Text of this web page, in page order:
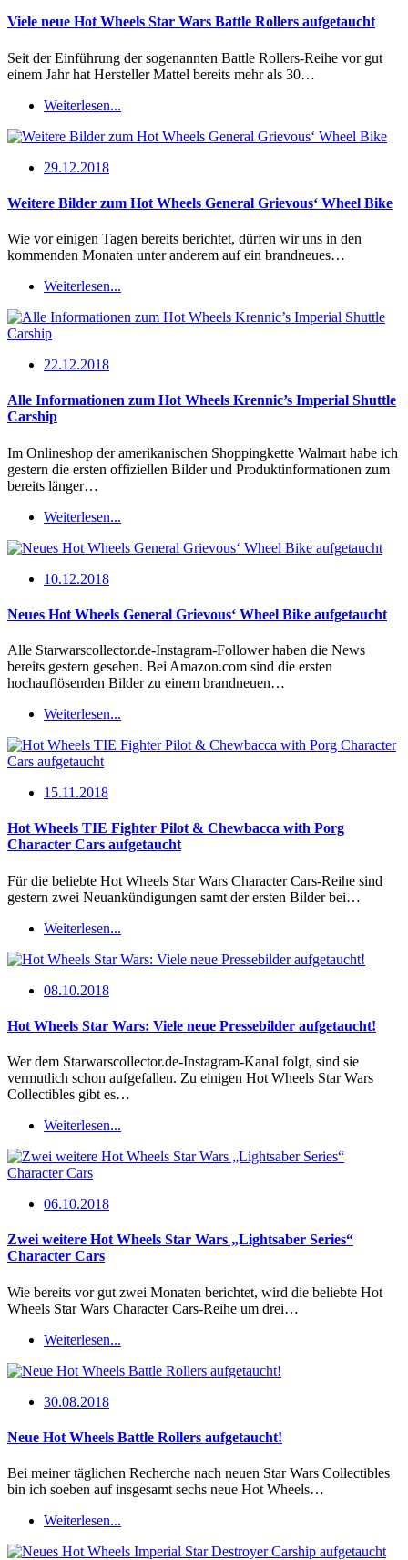
Viele neue Hot Wheels Star Wars Battle Rollers aufgetaucht
Seit der Einführung der sogenannten Battle Rollers-Reihe vor gut
einem Jahr hat Hersteller Mattel bereits mehr als 30…
Weiterlesen...
29.12.2018
Weitere Bilder zum Hot Wheels General Grievous‘ Wheel Bike
Wie vor einigen Tagen bereits berichtet, dürfen wir uns in den
kommenden Monaten unter anderem auf ein brandneues…
Weiterlesen...
22.12.2018
Alle Informationen zum Hot Wheels Krennic’s Imperial Shuttle
Carship
Im Onlineshop der amerikanischen Shoppingkette Walmart habe ich
gestern die ersten offiziellen Bilder und Produktinformationen zum
bereits länger…
Weiterlesen...
10.12.2018
Neues Hot Wheels General Grievous‘ Wheel Bike aufgetaucht
Alle Starwarscollector.de-Instagram-Follower haben die News
bereits gestern gesehen. Bei Amazon.com sind die ersten
hochauflösenden Bilder zu einem brandneuen…
Weiterlesen...
15.11.2018
Hot Wheels TIE Fighter Pilot & Chewbacca with Porg
Character Cars aufgetaucht
Für die beliebte Hot Wheels Star Wars Character Cars-Reihe sind
gestern zwei Neuankündigungen samt der ersten Bilder bei…
Weiterlesen...
08.10.2018
Hot Wheels Star Wars: Viele neue Pressebilder aufgetaucht!
Wer dem Starwarscollector.de-Instagram-Kanal folgt, sind sie
vermutlich schon aufgefallen. Zu einigen Hot Wheels Star Wars
Collectibles gibt es…
Weiterlesen...
06.10.2018
Zwei weitere Hot Wheels Star Wars „Lightsaber Series“
Character Cars
Wie bereits vor gut zwei Monaten berichtet, wird die beliebte Hot
Wheels Star Wars Character Cars-Reihe um drei…
Weiterlesen...
30.08.2018
Neue Hot Wheels Battle Rollers aufgetaucht!
Bei meiner täglichen Recherche nach neuen Star Wars Collectibles
bin ich soeben auf insgesamt sechs neue Hot Wheels…
Weiterlesen...